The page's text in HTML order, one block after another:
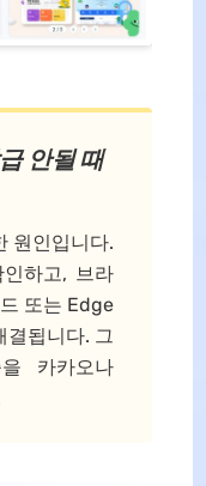
안될 때
원인입니다.
하고, 브라
또는 Edge
결됩니다. 그
카카오나